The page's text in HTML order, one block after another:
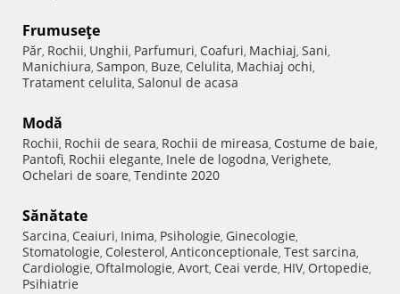
Frumuseţe
Păr, Rochii, Unghii, Parfumuri, Coafuri, Machiaj, Sani,
Manichiura, Sampon, Buze, Celulita, Machiaj ochi,
Tratament celulita, Salonul de acasa
Modă
Rochii, Rochii de seara, Rochii de mireasa, Costume de baie,
Pantofi, Rochii elegante, Inele de logodna, Verighete,
Ochelari de soare, Tendinte 2020
Sănătate
Sarcina, Ceaiuri, Inima, Psihologie, Ginecologie,
Stomatologie, Colesterol, Anticonceptionale, Test sarcina,
Cardiologie, Oftalmologie, Avort, Ceai verde, HIV, Ortopedie,
Psihiatrie